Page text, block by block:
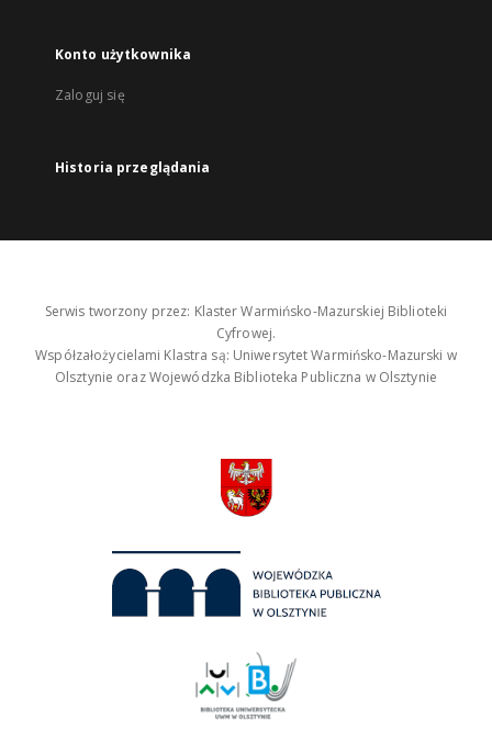
Konto użytkownika
Zaloguj się
Historia przeglądania
Serwis tworzony przez: Klaster Warmińsko-Mazurskiej Biblioteki
Cyfrowej.
Współzałożycielami Klastra są: Uniwersytet Warmińsko-Mazurski w
Olsztynie oraz Wojewódzka Biblioteka Publiczna w Olsztynie